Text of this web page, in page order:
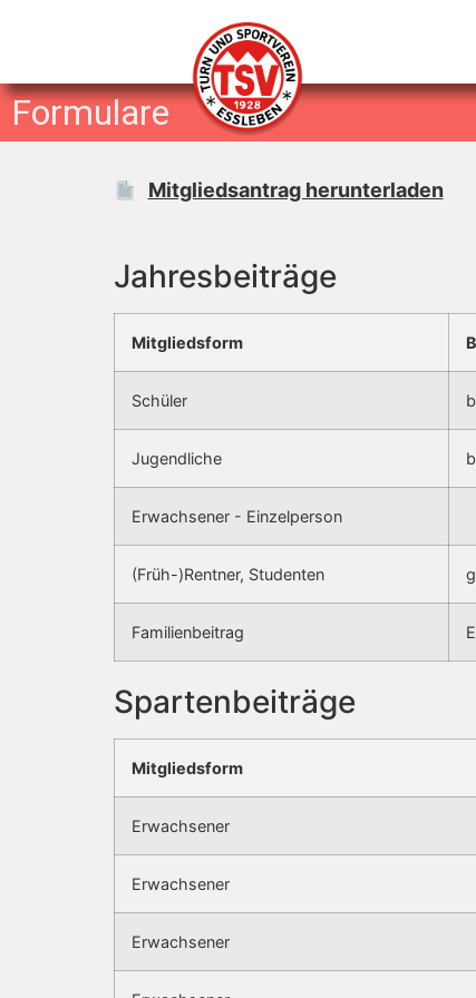
Formulare
Mitgliedsantrag herunterladen
Jahresbeiträge
Mitgliedsform
Schüler
Jugendliche
Erwachsener - Einzelperson
(Früh-)Rentner, Studenten
Familienbeitrag
Spartenbeiträge
Mitgliedsform
Erwachsener
Erwachsener
Erwachsener